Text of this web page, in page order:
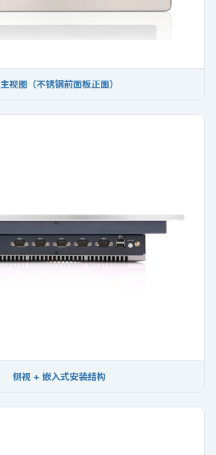
主视图（不锈钢前面板正面）
侧视 + 嵌入式安装结构